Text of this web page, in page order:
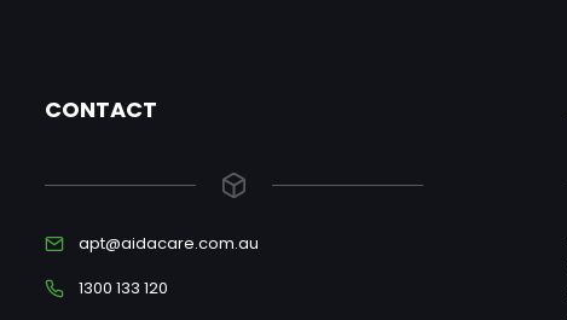
CONTACT
apt@aidacare.com.au
1300 133 120